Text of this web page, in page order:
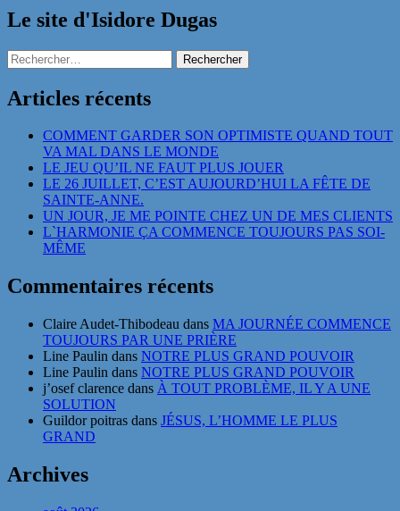
Le site d'Isidore Dugas
Rechercher :
Articles récents
COMMENT GARDER SON OPTIMISTE QUAND TOUT
VA MAL DANS LE MONDE
LE JEU QU’IL NE FAUT PLUS JOUER
LE 26 JUILLET, C’EST AUJOURD’HUI LA FÊTE DE
SAINTE-ANNE.
UN JOUR, JE ME POINTE CHEZ UN DE MES CLIENTS
L`HARMONIE ÇA COMMENCE TOUJOURS PAS SOI-
MÊME
Commentaires récents
Claire Audet-Thibodeau dans MA JOURNÉE COMMENCE
TOUJOURS PAR UNE PRIÈRE
Line Paulin dans NOTRE PLUS GRAND POUVOIR
Line Paulin dans NOTRE PLUS GRAND POUVOIR
j’osef clarence dans À TOUT PROBLÈME, IL Y A UNE
SOLUTION
Guildor poitras dans JÉSUS, L’HOMME LE PLUS
GRAND
Archives